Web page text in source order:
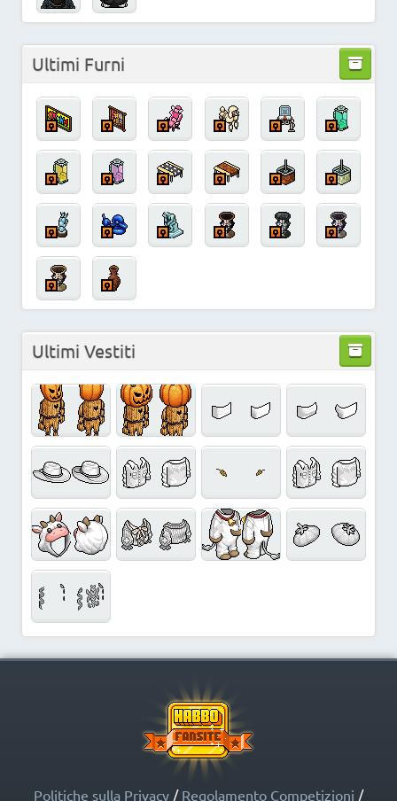
Ultimi Furni
Ultimi Vestiti
Politiche sulla Privacy / Regolamento Competizioni /